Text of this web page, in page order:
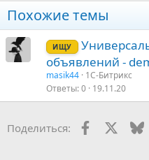
Похожие темы
ИЩУ
объявлений -
masik44 1С-Битрикс
Ответы 0 19.11.20
Поделиться: Facebook
X